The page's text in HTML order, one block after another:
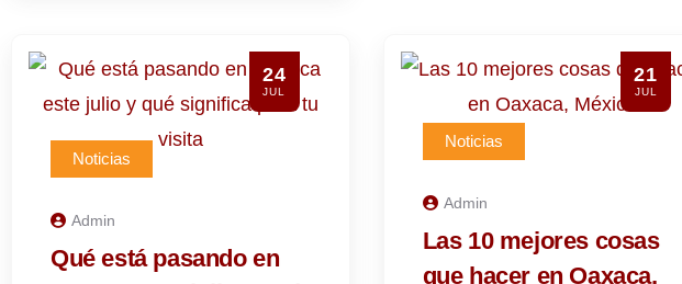
24
JUL
Noticias
Admin
Qué está pasando en
21
JUL
Noticias
Admin
Las 10 mejores cosas
que hacer en Oaxaca,